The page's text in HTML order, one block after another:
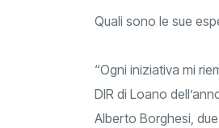
Quali sono le sue
“Ogni iniziativa mi
DIR di Loano
Alberto Borghesi,